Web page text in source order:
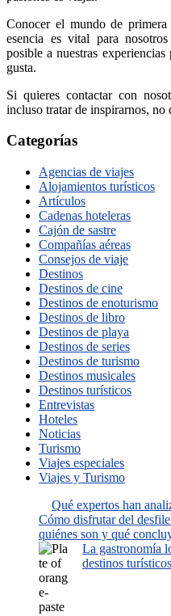
Conocer el mundo de
esencia es vital para
posible a nuestras
gusta.
Si quieres contactar con
incluso tratar de inspirarnos, no
Categorías
Agencias de viajes
Alojamientos turísticos
Artículos
Cadenas hoteleras
Cajón de sastre
Compañías aéreas
Consejos de viaje
Destinos
Destinos de cine
Destinos de enoturismo
Destinos de libro
Destinos de playa
Destinos de series
Destinos de turismo
Destinos musicales
Destinos turísticos
Entrevistas
Hoteles
Noticias
Turismo
Viajes especiales
Viajes y Turismo
Qué expertos han
Cómo disfrutar del
quiénes son y qué
La gastronomía
destinos turísticos